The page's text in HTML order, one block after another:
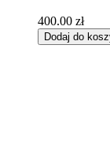
400.00 zł
Dodaj do